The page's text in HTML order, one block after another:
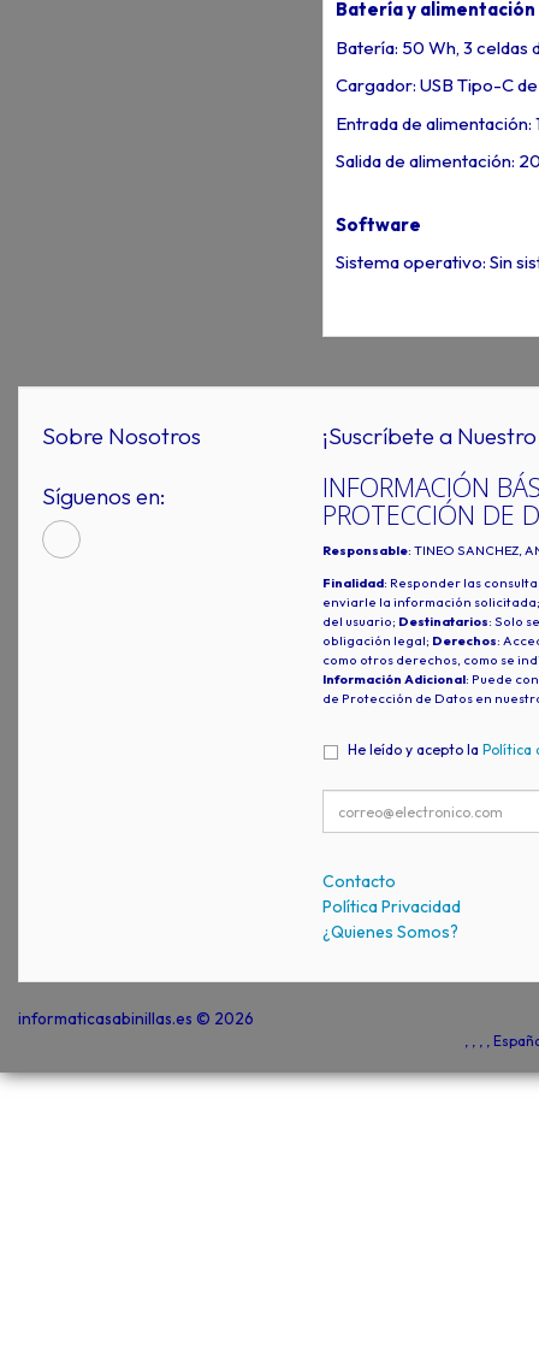
Batería y alimentación
Batería: 50 Wh, 3 celdas
Cargador: USB Tipo-C
Entrada de
Salida de alimentación:
Software
Sistema operativo: Sin
Sobre Nosotros
Síguenos en:
¡Suscríbete a
INFORMACIÓN
PROTECCIÓN DE
Responsable: TINEO SANCHEZ,
Finalidad: Responder las
enviarle la información
del usuario; Destinatarios: Solo
obligación legal; Derechos:
como otros derechos, como se
Información Adicional: Puede
de Protección de Datos en
He leído y acepto la Política
Contacto
Política Privacidad
¿Quienes Somos?
informaticasabinillas.es © 2026
, , , ,